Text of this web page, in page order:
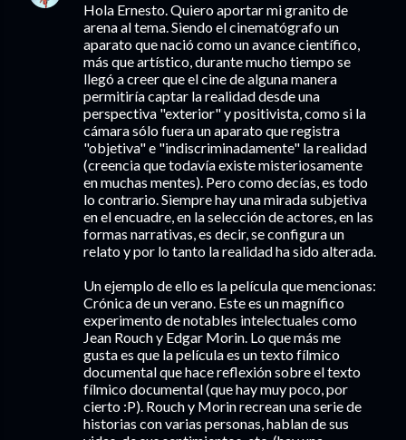
Hola Ernesto. Quiero aportar mi granito de
arena al tema. Siendo el cinematógrafo un
aparato que nació como un avance científico,
más que artístico, durante mucho tiempo se
llegó a creer que el cine de alguna manera
permitiría captar la realidad desde una
perspectiva "exterior" y positivista, como si la
cámara sólo fuera un aparato que registra
"objetiva" e "indiscriminadamente" la realidad
(creencia que todavía existe misteriosamente
en muchas mentes). Pero como decías, es todo
lo contrario. Siempre hay una mirada subjetiva
en el encuadre, en la selección de actores, en las
formas narrativas, es decir, se configura un
relato y por lo tanto la realidad ha sido alterada.
Un ejemplo de ello es la película que mencionas:
Crónica de un verano. Este es un magnífico
experimento de notables intelectuales como
Jean Rouch y Edgar Morin. Lo que más me
gusta es que la película es un texto fílmico
documental que hace reflexión sobre el texto
fílmico documental (que hay muy poco, por
cierto :P). Rouch y Morin recrean una serie de
historias con varias personas, hablan de sus